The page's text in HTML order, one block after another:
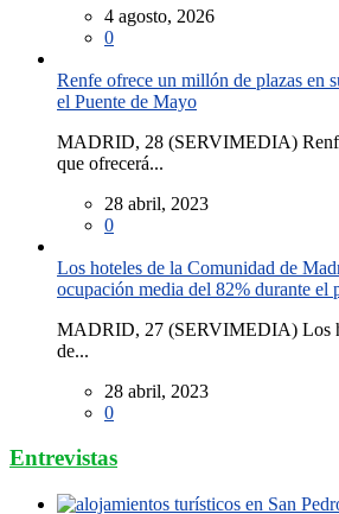
4 agosto, 2026
0
Renfe ofrece un millón de plazas en
el Puente de Mayo
MADRID, 28 (SERVIMEDIA)
que ofrecerá...
28 abril, 2023
0
Los hoteles de la Comunidad de
ocupación media del 82% durante el
MADRID, 27 (SERVIMEDIA) Los
de...
28 abril, 2023
0
Entrevistas